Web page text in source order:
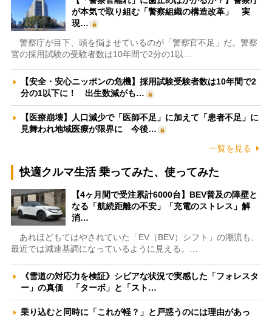
が本気で取り組む「警察組織の構造改革」 実
現…
警察庁が目下、頭を悩ませているのが「警察官不足」だ。警察
官の採用試験の受験者数は10年間で2分の1以…
【安全・安心ニッポンの危機】採用試験受験者数は10年間で2
分の1以下に！ 出生数減がも…
【医療崩壊】人口減少で「医師不足」に加えて「患者不足」に
見舞われ地域医療が限界に 今後…
一覧を見る
快適クルマ生活 乗ってみた、使ってみた
【4ヶ月間で受注累計6000台】BEV普及の障壁と
なる「航続距離の不安」「充電のストレス」解
消…
あれほどもてはやされていた「EV（BEV）シフト」の潮流も、
最近では減速基調になっているように見える。…
《雪道の対応力を検証》シビアな状況で実感した「フォレスタ
ー」の真価 「ターボ」と「スト…
乗り込むと同時に「これが軽？」と戸惑うのには理由があっ